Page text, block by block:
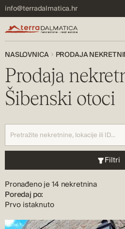
info@terradalmatica.hr
NASLOVNICA PRODAJA
Prodaja
Šibenski otoci
Filtri
Pronađeno je 14 nekretnina
Poredaj po: